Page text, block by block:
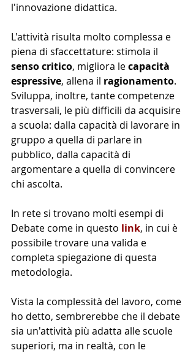
l'innovazione didattica.
L'attività risulta molto complessa e
piena di sfaccettature: stimola il
senso critico, migliora le capacità
espressive, allena il ragionamento.
Sviluppa, inoltre, tante competenze
trasversali, le più difficili da acquisire
a scuola: dalla capacità di lavorare in
gruppo a quella di parlare in
pubblico, dalla capacità di
argomentare a quella di convincere
chi ascolta.
In rete si trovano molti esempi di
Debate come in questo link, in cui è
possibile trovare una valida e
completa spiegazione di questa
metodologia.
Vista la complessità del lavoro, come
ho detto, sembrerebbe che il debate
sia un'attività più adatta alle scuole
superiori, ma in realtà, con le